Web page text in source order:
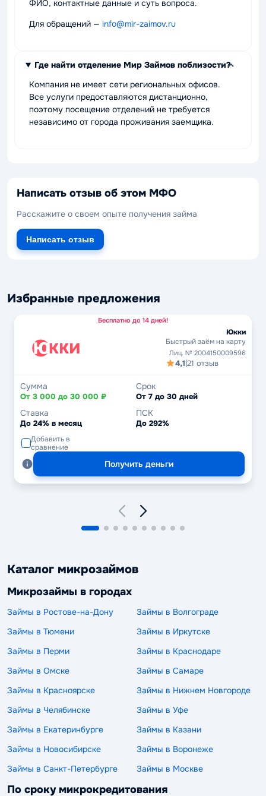
ФИО, контактные данные и суть вопроса.
Для обращений — info@mir-zaimov.ru
Где найти отделение Мир Займов поблизости?
Компания не имеет сети региональных офисов.
Все услуги предоставляются дистанционно,
поэтому посещение отделений не требуется
независимо от города проживания заемщика.
Написать отзыв об этом МФО
Расскажите о своем опыте получения займа
Написать отзыв
Избранные предложения
Бесплатно до 14 дней!
Юкки
Быстрый заём на карту
Лиц. № 2004150009596
4,1|21 отзыв
Сумма
От 3 000 до 30 000 ₽
Срок
От 7 до 30 дней
Ставка
До 24% в месяц
ПСК
До 292%
Добавить в
сравнение
Получить деньги
Каталог микрозаймов
Микрозаймы в городах
Займы в Ростове-на-Дону
Займы в Волгограде
Займы в Тюмени
Займы в Иркутске
Займы в Перми
Займы в Краснодаре
Займы в Омске
Займы в Самаре
Займы в Красноярске
Займы в Нижнем Новгороде
Займы в Челябинске
Займы в Уфе
Займы в Екатеринбурге
Займы в Казани
Займы в Новосибирске
Займы в Воронеже
Займы в Санкт-Петербурге
Займы в Москве
По сроку микрокредитования